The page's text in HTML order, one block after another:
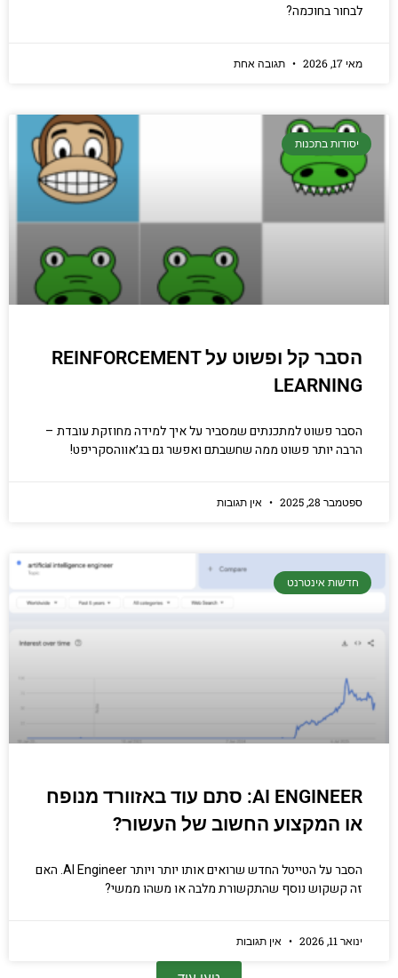
לבחור בחוכמה?
מאי 17, 2026 תגובה אחת
יסודות בתכנות
הסבר קל ופשוט על REINFORCEMENT
LEARNING
הסבר פשוט למתכנתים שמסביר על איך למידה מחוזקת עובדת –
הרבה יותר פשוט ממה שחשבתם ואפשר גם בג׳אווהסקריפט!
ספטמבר 28, 2025 אין תגובות
חדשות אינטרנט
AI ENGINEER: סתם עוד באזוורד מנופח
או המקצוע החשוב של העשור?
הסבר על הטייטל החדש שרואים אותו יותר ויותר AI Engineer. האם
זה קשקוש נוסף שהתקשורת מלבה או משהו ממשי?
ינואר 11, 2026 אין תגובות